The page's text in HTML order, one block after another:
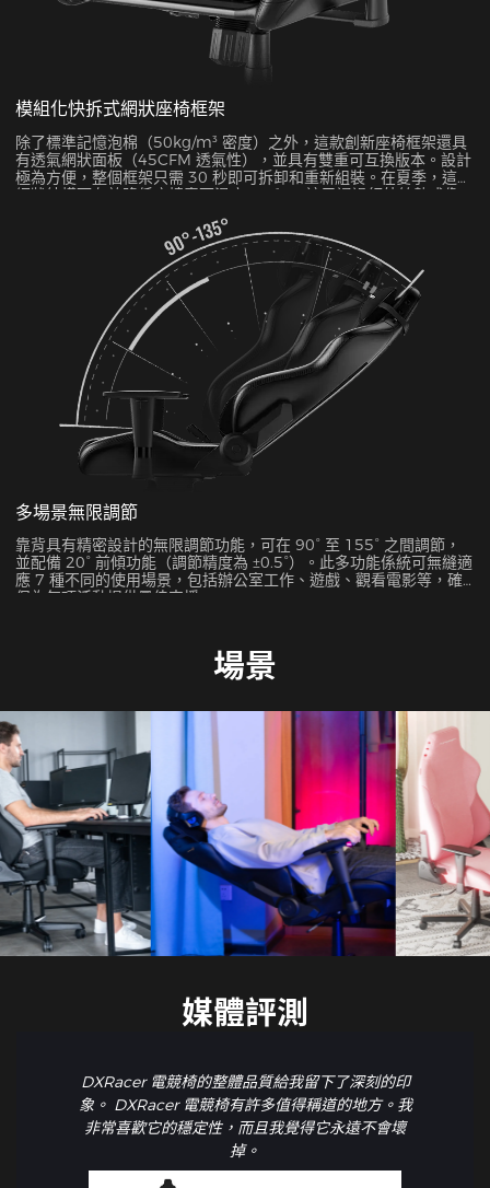
模組化快拆式網狀座椅框架
除了標準記憶泡棉（50kg/m³ 密度）之外，這款創新座椅框架還具
有透氣網狀面板（45CFM 透氣性），並具有雙重可互換版本。設計
極為方便，整個框架只需 30 秒即可拆卸和重新組裝。在夏季，這種
網狀結構可有效降低座椅表面溫度 5-8°C，這已通過紅外線熱成像
多場景無限調節
靠背具有精密設計的無限調節功能，可在 90° 至 155° 之間調節，
並配備 20° 前傾功能（調節精度為 ±0.5°）。此多功能係統可無縫適
應 7 種不同的使用場景，包括辦公室工作、遊戲、觀看電影等，確
保為每項活動提供最佳支援。
場景
媒體評測
DXRacer 電競椅的整體品質給我留下了深刻的印
象。 DXRacer 電競椅有許多值得稱道的地方。我
非常喜歡它的穩定性，而且我覺得它永遠不會壞
掉。